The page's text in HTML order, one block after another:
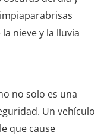
nieve y la lluvia
no solo es una
Un vehículo
que cause